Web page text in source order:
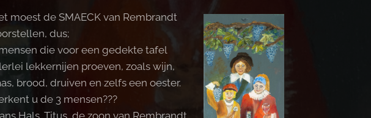
moest de SMAECK van Rembrandt
dus;
die voor een gedekte tafel
lekkernijen proeven, zoals wijn,
brood, druiven en zelfs een oester.
u de 3 mensen???
Hals, Titus, de zoon van Rembrandt